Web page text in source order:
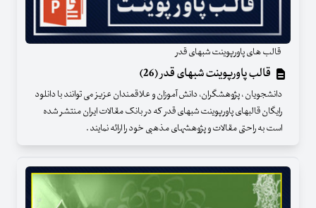
قالب های پاورپوینت شبهای قدر
قالب پاورپوینت شبهای قدر (26)
دانشجویان ، پژوهشگران، دانش آموزان و علاقمندان عزیز می توانند با دانلود
رایگان قالبهای پاورپوینت شبهای قدر که در بانک مقالات ایران منتشر شده
است به راحتی مقالات و پژوهشهای مذهبی خود را ارائه نمایند .